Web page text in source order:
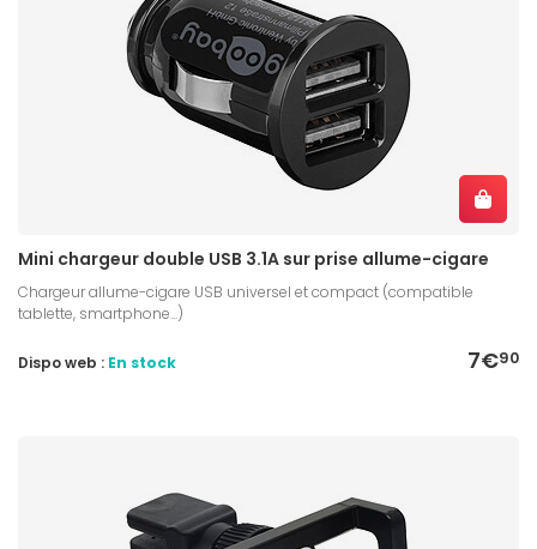
Mini chargeur double USB 3.1A sur prise allume-cigare
Chargeur allume-cigare USB universel et compact (compatible
tablette, smartphone...)
7€90
Dispo web : En stock